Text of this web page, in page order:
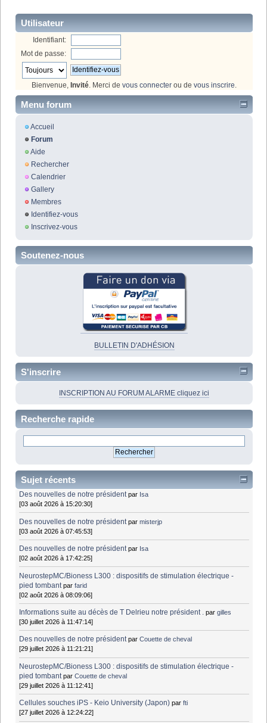
Utilisateur
Identifiant:
Mot de passe:
Bienvenue, Invité. Merci de vous connecter ou de vous inscrire.
Menu forum
Accueil
Forum
Aide
Rechercher
Calendrier
Gallery
Membres
Identifiez-vous
Inscrivez-vous
Soutenez-nous
BULLETIN D'ADHÉSION
S'inscrire
INSCRIPTION AU FORUM ALARME cliquez ici
Recherche rapide
Sujet récents
Des nouvelles de notre président par Isa
[03 août 2026 à 15:20:30]
Des nouvelles de notre président parmisterjp
[03 août 2026 à 07:45:53]
Des nouvelles de notre président par Isa
[02 août 2026 à 17:42:25]
NeurostepMC/Bioness L300 : dispositifs de stimulation électrique -
pied tombant parfarid
[02 août 2026 à 08:09:06]
Informations suite au décès de T Delrieu notre président . pargilles
[30 juillet 2026 à 11:47:14]
Des nouvelles de notre président parCouette de cheval
[29 juillet 2026 à 11:21:21]
NeurostepMC/Bioness L300 : dispositifs de stimulation électrique -
pied tombant parCouette de cheval
[29 juillet 2026 à 11:12:41]
Cellules souches iPS - Keio University (Japon) parfti
[27 juillet 2026 à 12:24:22]